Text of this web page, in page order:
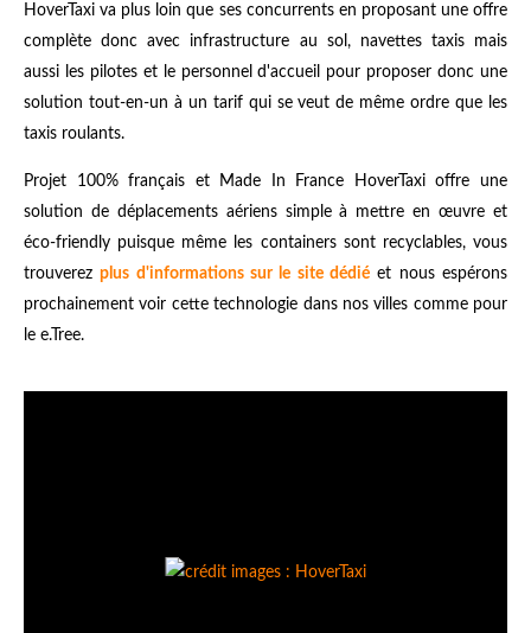
HoverTaxi va plus loin que ses concurrents en proposant une offre
complète donc avec infrastructure au sol, navettes taxis mais
aussi les pilotes et le personnel d'accueil pour proposer donc une
solution tout-en-un à un tarif qui se veut de même ordre que les
taxis roulants.
Projet 100% français et Made In France HoverTaxi offre une
solution de déplacements aériens simple à mettre en œuvre et
éco-friendly puisque même les containers sont recyclables, vous
trouverezplus d'informations sur le site dédié et nous espérons
prochainement voir cette technologie dans nos villes comme pour
le e.Tree.